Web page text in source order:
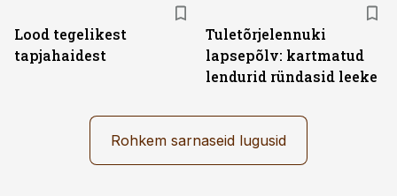
Lood tegelikest
tapjahaidest
Tuletõrjelennuki
lapsepõlv: kartmatud
lendurid ründasid leeke
Rohkem sarnaseid lugusid